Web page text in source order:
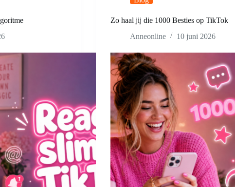
Zo haal jij die 1000 Besties op TikTok
Anneonline
10 juni 2026